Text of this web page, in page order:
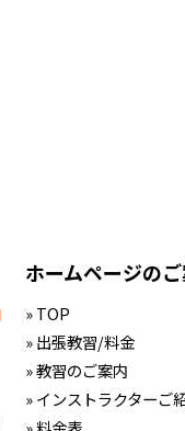
ホームページの
» TOP
» 出張教習/料金
» 教習のご案内
» インストラクターご